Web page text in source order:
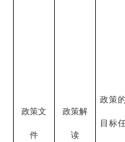
政策文
件
政策解
读
政策
目标